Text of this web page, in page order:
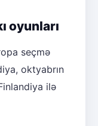
oyunları
seçmə
oktyabrın
ilə